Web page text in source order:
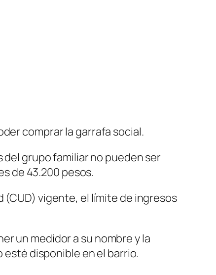
comprar la garrafa social.
grupo familiar no pueden ser
de 43.200 pesos.
(CUD) vigente, el límite de ingresos
un medidor a su nombre y la
disponible en el barrio.